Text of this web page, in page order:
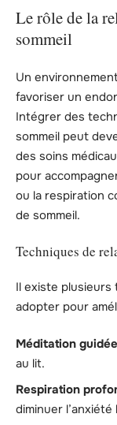
Le rôle de la
sommeil
Un
favoriser un
Intégrer des
sommeil peut
des soins
pour
ou la respiration
de sommeil.
Techniques de
Il existe
adopter pour
Méditation
au lit.
Respiration
diminuer